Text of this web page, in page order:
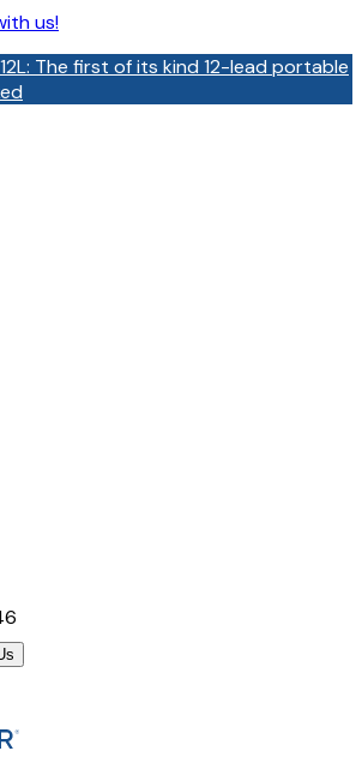
us!
The first of its kind 12-lead portable